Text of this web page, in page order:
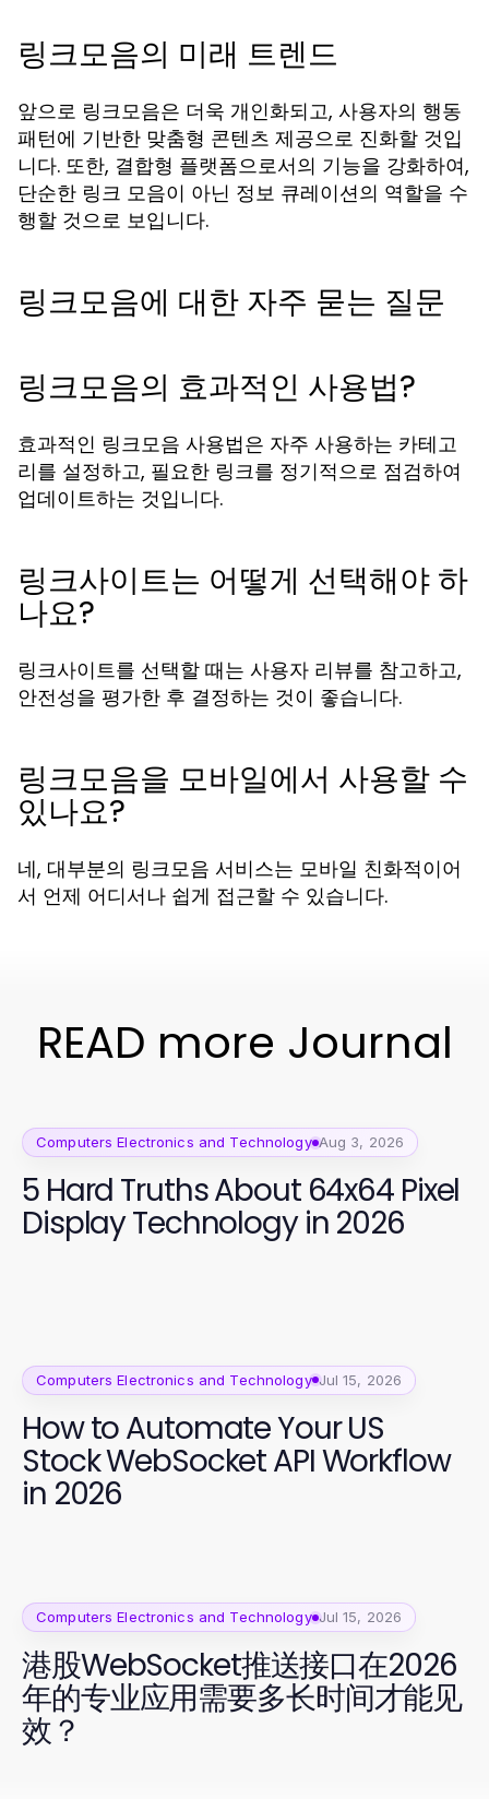
링크모음의 미래 트렌드
앞으로 링크모음은 더욱 개인화되고, 사용자의 행동
패턴에 기반한 맞춤형 콘텐츠 제공으로 진화할 것입
니다. 또한, 결합형 플랫폼으로서의 기능을 강화하여,
단순한 링크 모음이 아닌 정보 큐레이션의 역할을 수
행할 것으로 보입니다.
링크모음에 대한 자주 묻는 질문
링크모음의 효과적인 사용법?
효과적인 링크모음 사용법은 자주 사용하는 카테고
리를 설정하고, 필요한 링크를 정기적으로 점검하여
업데이트하는 것입니다.
링크사이트는 어떻게 선택해야 하
나요?
링크사이트를 선택할 때는 사용자 리뷰를 참고하고,
안전성을 평가한 후 결정하는 것이 좋습니다.
링크모음을 모바일에서 사용할 수
있나요?
네, 대부분의 링크모음 서비스는 모바일 친화적이어
서 언제 어디서나 쉽게 접근할 수 있습니다.
READ more Journal
Computers Electronics and Technology Aug 3, 2026
5 Hard Truths About 64x64 Pixel
Display Technology in 2026
Computers Electronics and Technology Jul 15, 2026
How to Automate Your US
Stock WebSocket API Workflow
in 2026
Computers Electronics and Technology Jul 15, 2026
港股WebSocket推送接口在2026
年的专业应用需要多长时间才能见
效？